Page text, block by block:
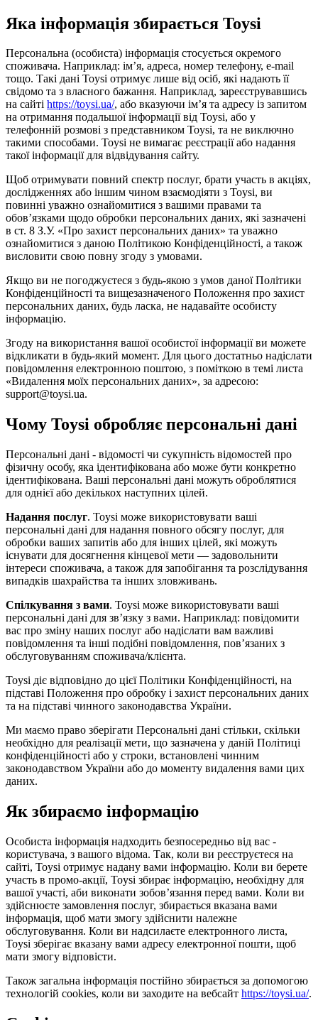
Яка інформація збирається Toysi
Персональна (особиста) інформація стосується окремого
споживача. Наприклад: ім’я, адреса, номер телефону, e-mail
тощо. Такі дані Toysi отримує лише від осіб, які надають її
свідомо та з власного бажання. Наприклад, зареєструвавшись
на сайті https://toysi.ua/, або вказуючи ім’я та адресу із запитом
на отримання подальшої інформації від Toysi, або у
телефонній розмові з представником Toysi, та не виключно
такими способами. Toysi не вимагає реєстрації або надання
такої інформації для відвідування сайту.
Щоб отримувати повний спектр послуг, брати участь в акціях,
дослідженнях або іншим чином взаємодіяти з Toysi, ви
повинні уважно ознайомитися з вашими правами та
обов’язками щодо обробки персональних даних, які зазначені
в ст. 8 З.У. «Про захист персональних даних» та уважно
ознайомитися з даною Політикою Конфіденційності, а також
висловити свою повну згоду з умовами.
Якщо ви не погоджуєтеся з будь-якою з умов даної Політики
Конфіденційності та вищезазначеного Положення про захист
персональних даних, будь ласка, не надавайте особисту
інформацію.
Згоду на використання вашої особистої інформації ви можете
відкликати в будь-який момент. Для цього достатньо надіслати
повідомлення електронною поштою, з поміткою в темі листа
«Видалення моїх персональних даних», за адресою:
support@toysi.ua.
Чому Toysi обробляє персональні дані
Персональні дані - відомості чи сукупність відомостей про
фізичну особу, яка ідентифікована або може бути конкретно
ідентифікована. Ваші персональні дані можуть оброблятися
для однієї або декількох наступних цілей.
Надання послуг. Toysi може використовувати ваші
персональні дані для надання повного обсягу послуг, для
обробки ваших запитів або для інших цілей, які можуть
існувати для досягнення кінцевої мети — задовольнити
інтереси споживача, а також для запобігання та розслідування
випадків шахрайства та інших зловживань.
Спілкування з вами. Toysi може використовувати ваші
персональні дані для зв’язку з вами. Наприклад: повідомити
вас про зміну наших послуг або надіслати вам важливі
повідомлення та інші подібні повідомлення, пов’язаних з
обслуговуванням споживача/клієнта.
Toysi діє відповідно до цієї Політики Конфіденційності, на
підставі Положення про обробку і захист персональних даних
та на підставі чинного законодавства України.
Ми маємо право зберігати Персональні дані стільки, скільки
необхідно для реалізації мети, що зазначена у даній Політиці
конфіденційності або у строки, встановлені чинним
законодавством України або до моменту видалення вами цих
даних.
Як збираємо інформацію
Особиста інформація надходить безпосередньо від вас -
користувача, з вашого відома. Так, коли ви реєструєтеся на
сайті, Toysi отримує надану вами інформацію. Коли ви берете
участь в промо-акції, Toysi збирає інформацію, необхідну для
вашої участі, аби виконати зобов’язання перед вами. Коли ви
здійснюєте замовлення послуг, збирається вказана вами
інформація, щоб мати змогу здійснити належне
обслуговування. Коли ви надсилаєте електронного листа,
Toysi зберігає вказану вами адресу електронної пошти, щоб
мати змогу відповісти.
Також загальна інформація постійно збирається за допомогою
технологій cookies, коли ви заходите на вебсайт https://toysi.ua/.